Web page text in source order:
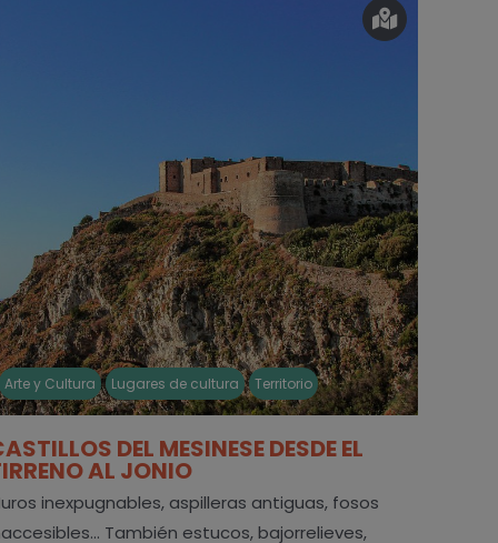
Arte y Cultura Lugares de cultura Territorio
DEL MESINESE DESDE EL
AL JONIO
inexpugnables, aspilleras antiguas, fosos
También estucos, bajorrelieves,